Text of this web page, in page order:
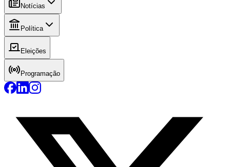
Notícias
Política
Eleições
Programação